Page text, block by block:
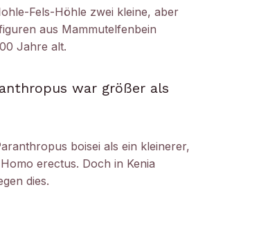
Fels-Höhle zwei kleine, aber
aus Mammutelfenbein
Jahre alt.
war größer als
boisei als ein kleinerer,
erectus. Doch in Kenia
dies.